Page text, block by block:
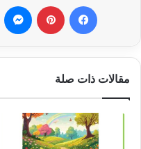
مقالات ذات صلة